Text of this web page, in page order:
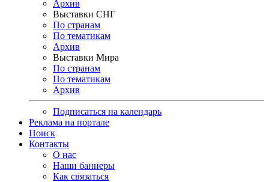
Архив
Выставки СНГ
По странам
По тематикам
Архив
Выставки Мира
По странам
По тематикам
Архив
Подписаться на календарь
Реклама на портале
Поиск
Контакты
О нас
Наши баннеры
Как связаться